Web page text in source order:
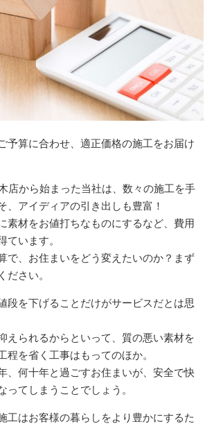
予算に合わせ、適正価格の施工をお届け
店から始まった当社は、数々の施工を手
、アイディアの引き出しも豊富！
素材をお値打ちなものにするなど、費用
ています。
で、お住まいをどう変えたいのか？まず
ださい。
段を下げることだけがサービスだとは思
えられるからといって、質の悪い素材を
程を省く工事はもってのほか。
、何十年と過ごすお住まいが、安全で快
ってしまうことでしょう。
工はお客様の暮らしをより豊かにするた